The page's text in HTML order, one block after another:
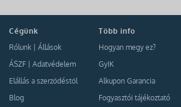
Cégünk
Rólunk
Állások
ÁSZF
Adatvédelem
Elállás a szerződéstől
Blog
Több info
Hogyan megy ez?
GyIK
Alkupon Garancia
Fogyasztói tájékoztató